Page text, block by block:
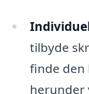
tilbyde
finde den
herunder